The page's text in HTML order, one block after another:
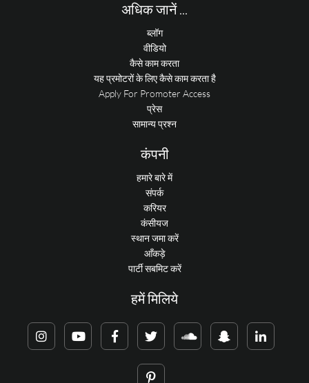
अधिक जानें ...
ब्लॉग
वीडियो
कैसे काम करता
यह प्रमोटरों के लिए कैसे काम करता है
Apply For Promoter Access
प्रेस
सामान्य प्रश्न
कंपनी
हमारे बारे में
संपर्क
करियर
कंसीयज
स्थान जमा करें
आँकड़े
पार्टी सबमिट करें
हमें मिलिये